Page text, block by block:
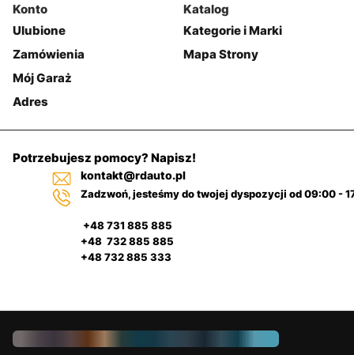
Konto
Ulubione
Zamówienia
Mój Garaż
Adres
Katalog
Kategorie i Marki
Mapa Strony
Potrzebujesz pomocy? Napisz!
kontakt@rdauto.pl
Zadzwoń, jesteśmy do twojej dyspozycji od 09:00 -
+48 731 885 885
+48 732 885 885
+48 732 885 333